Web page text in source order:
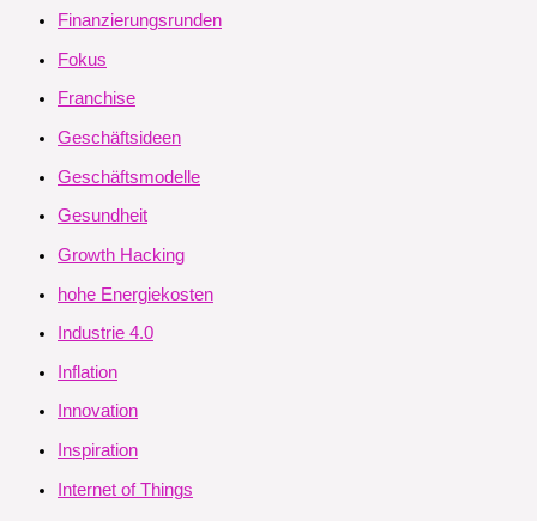
Finanzierungsrunden
Fokus
Franchise
Geschäftsideen
Geschäftsmodelle
Gesundheit
Growth Hacking
hohe Energiekosten
Industrie 4.0
Inflation
Innovation
Inspiration
Internet of Things